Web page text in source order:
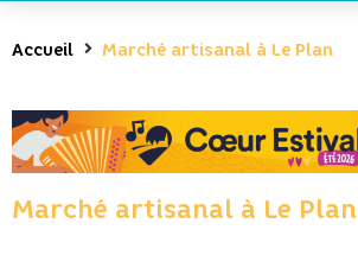
Accueil Marché artisanal à Le Plan
Marché artisanal à Le Plan